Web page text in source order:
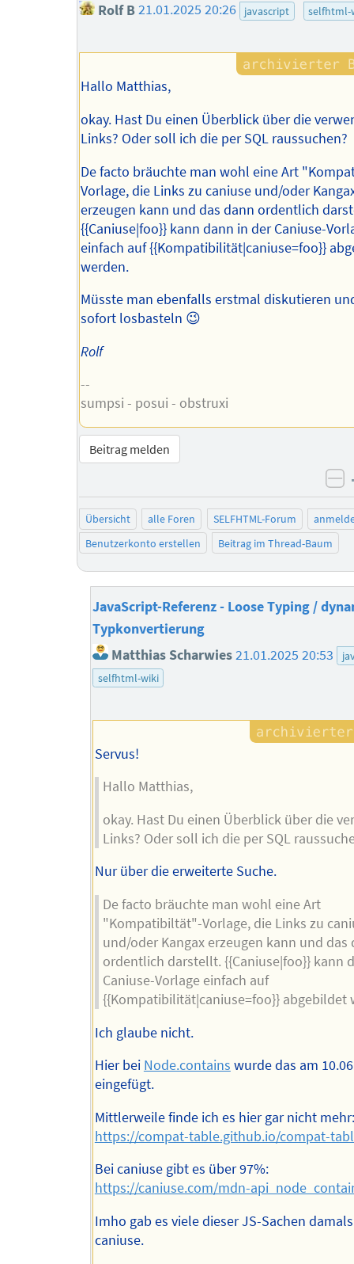
Rolf B 21.01.2025 20:26 javascript selfhtml-
Hallo Matthias,
okay. Hast Du einen Überblick über die
Links? Oder soll ich die per SQL raussuchen?
De facto bräuchte man wohl eine Art
Vorlage, die Links zu caniuse und/oder
erzeugen kann und das dann ordentlich
{{Caniuse|foo}} kann dann in der Caniuse-
einfach auf {{Kompatibilität|caniuse=foo}}
werden.
Müsste man ebenfalls erstmal diskutieren
sofort losbasteln 😉
Rolf
--
sumpsi - posui - obstruxi
Beitrag melden
Übersicht alle Foren SELFHTML-Forum
Benutzerkonto erstellen
Beitrag im Thread-Baum
JavaScript-Referenz - Loose Typing /
Typkonvertierung
Matthias Scharwies21.01.2025 20:53
selfhtml-wiki
Servus!
Hallo Matthias,
okay. Hast Du einen Überblick über die
Links? Oder soll ich die per SQL
Nur über die erweiterte Suche.
De facto bräuchte man wohl eine Art
"Kompatibiltät"-Vorlage, die Links zu
und/oder Kangax erzeugen kann und das
ordentlich darstellt. {{Caniuse|foo}} kann
Caniuse-Vorlage einfach auf
{{Kompatibilität|caniuse=foo}} abgebildet
Ich glaube nicht.
Hier bei Node.contains wurde das am
eingefügt.
Mittlerweile finde ich es hier gar nicht mehr:
https://compat-table.github.io/compat-
Bei caniuse gibt es über 97%:
https://caniuse.com/mdn-
Imho gab es viele dieser JS-Sachen
caniuse.